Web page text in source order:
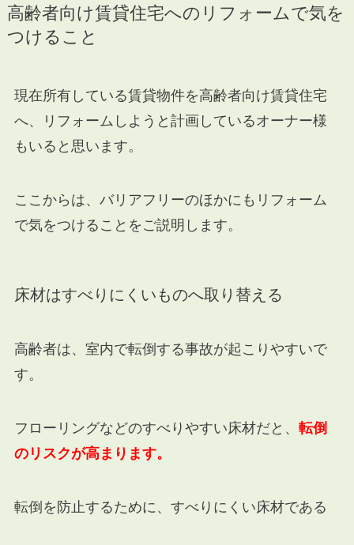
高齢者向け賃貸住宅へのリフォームで気を
つけること
現在所有している賃貸物件を高齢者向け賃貸住宅
へ、リフォームしようと計画しているオーナー様
もいると思います。
ここからは、バリアフリーのほかにもリフォーム
で気をつけることをご説明します。
床材はすべりにくいものへ取り替える
高齢者は、室内で転倒する事故が起こりやすいで
す。
フローリングなどのすべりやすい床材だと、 転倒
のリスクが高まります。
転倒を防止するために、すべりにくい床材である